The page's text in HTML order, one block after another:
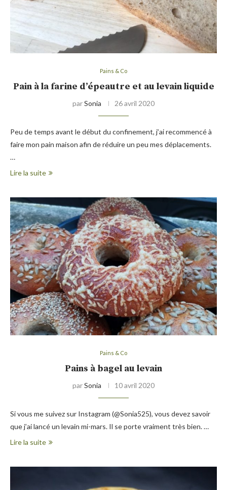
Pains & Co
Pain à la farine d’épeautre et au levain liquide
parSonia 26 avril 2020
Peu de temps avant le début du confinement, j’ai recommencé à
faire mon pain maison afin de réduire un peu mes déplacements.
…
Lire la suite
Pains & Co
Pains à bagel au levain
parSonia 10 avril 2020
Si vous me suivez sur Instagram (@Sonia525), vous devez savoir
que j’ai lancé un levain mi-mars. Il se porte vraiment très bien. …
Lire la suite